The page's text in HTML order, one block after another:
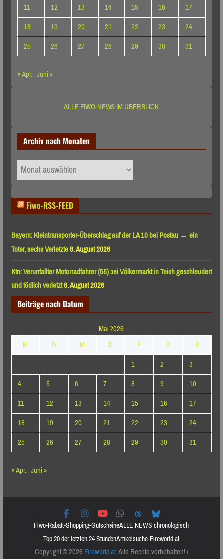
11
12 13 14 15 16
17
18
19 20 21 22 23
24
25
26 27 28 29 30
31
« Apr. Juni »
ALLE FIWO-NEWS IM ÜBERBLICK
Archiv nach Monaten
Archiv
nach
Fiwo-RSS-FEED
Bayern: Kleintransporter-Überschlag auf der LA 10 bei Postau → ein
Toter, sechs Verletzte8. August 2026
Ktn: Verunfallter Motorradfahrer (55) bei Völkermarkt in Teich geschleudert
und tödlich verletzt8. August 2026
Beiträge nach Datum
Mai 2026
M
D M D F S
S
1
2
3
4
5 6 7 8 9
10
11
12 13 14 15 16
17
18
19 20 21 22 23
24
25
26 27 28 29 30
31
« Apr. Juni »
Fiwo-Rabatt-Shopping-GutscheineALLE NEWS chronologisch
Top 20 der letzten 24 StundenArtikelsuche-Fireworld.at
Copyright © 2026Fireworld.at. Alle Rechte vorbehalten! /